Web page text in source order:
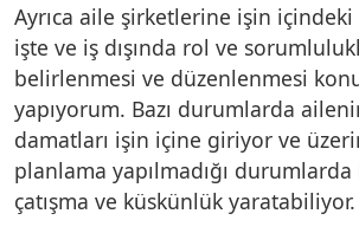
Ayrıca aile şirketlerine işin
işte ve iş dışında rol ve
belirlenmesi ve düzenlenmesi
yapıyorum. Bazı durumlarda
damatları işin içine giriyor ve
planlama yapılmadığı
çatışma ve küskünlük yaratabiliyor.